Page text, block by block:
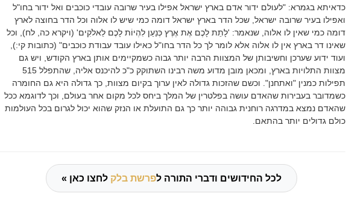
כדאיתא בגמרא: "לעולם ידור אדם בארץ ישראל אפילו בעיר שרובה עובדי כוכבים ואל ידור בחו"ל
ואפילו בעיר שרובה ישראל, שכל הדר בארץ ישראל דומה כמי שיש לו אלוה וכל הדר בחוצה לארץ
דומה כמי שאין לו אלוה, שנאמר: 'לָתֵת לָכֶם אֶת אֶרֶץ כְּנַעַן לִהְיוֹת לָכֶם לֵאלֹקִים' (ויקרא כה, לח), וכל
שאינו דר בארץ אין לו אלוה אלא לומר לך כל הדר בחו"ל כאילו עובד עבודת כוכבים" (כתובות קי:),
ועוד ידוע שערכן וחשיבותן של המצוות הרבה יותר גבוה כשמקיימים אותן בארץ הקודש, ויש גם
מצוות התלויות בארץ, ומכאן מובן מדוע משה רבינו השתוקק כ"כ להיכנס אליה, שהתפלל 515
תפילות כמנין "ואתחנן". וכשם שהזכות גדולה לאין ערוך בקיום מצוות, כך גדולה היא גם החומרה
כשמדובר בעבירות שהאדם עושה בפלטרין של המלך ביחס לכל מקום אחר בעולם, וכך לדוגמא ככל
שהאדם נמצא במדרגה רוחנית גבוהה יותר כך גם התועלת או הנזק שהוא יכול לגרום בכל העולמות
כולם גדולים יותר בהתאם.
לכל החידושים ודברי התורה לפרשת בלק לחצו כאן »